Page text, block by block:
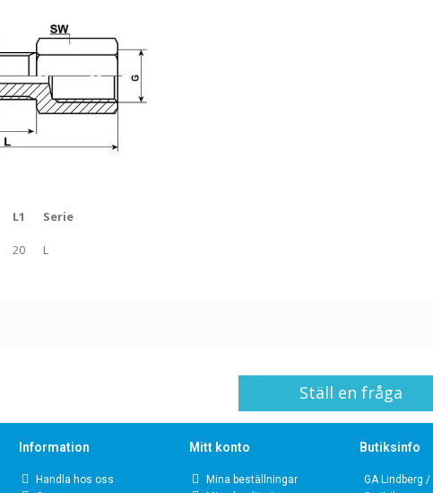
L1 Serie
20 L
Ställ en fråga
Information
Handla hos oss
Mitt konto
Mina beställningar
Butiksinfo
GA Lindberg /